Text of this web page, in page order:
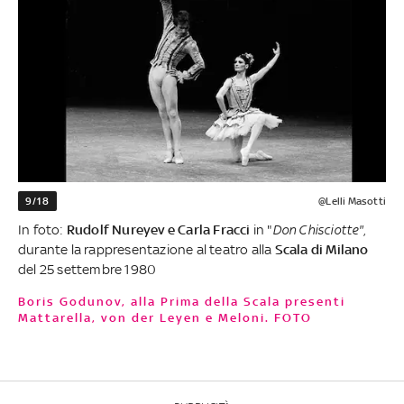
9/18 @Lelli Masotti
In foto: Rudolf Nureyev e Carla Fracci in "Don Chisciotte",
durante la rappresentazione al teatro alla Scala di Milano
del 25 settembre 1980
Boris Godunov, alla Prima della Scala presenti
Mattarella, von der Leyen e Meloni. FOTO